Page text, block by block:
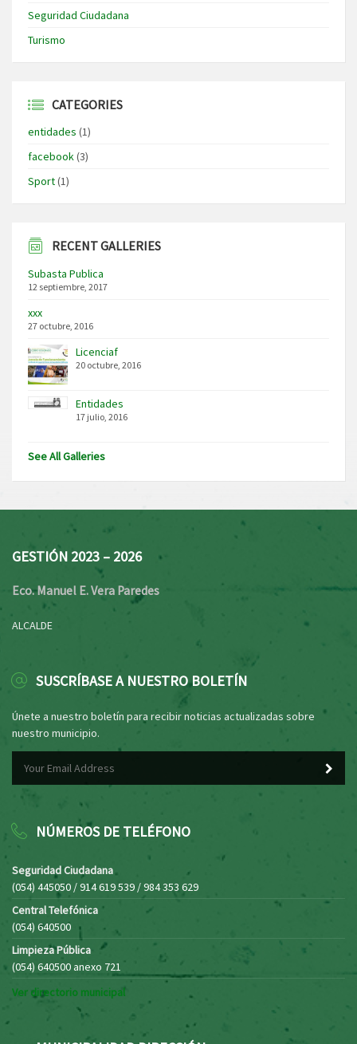
Seguridad Ciudadana
Turismo
CATEGORIES
entidades (1)
facebook(3)
Sport(1)
RECENT GALLERIES
Subasta Publica
12 septiembre, 2017
xxx
27 octubre, 2016
Licenciaf
20 octubre, 2016
Entidades
17 julio, 2016
See All Galleries
GESTIÓN 2023 – 2026
Eco. Manuel E. Vera Paredes
ALCALDE
SUSCRÍBASE A NUESTRO BOLETÍN
Únete a nuestro boletín para recibir noticias actualizadas sobre
nuestro municipio.
NÚMEROS DE TELÉFONO
Seguridad Ciudadana
(054) 445050 / 914 619 539 / 984 353 629
Central Telefónica
(054) 640500
Limpieza Pública
(054) 640500 anexo 721
Ver directorio municipal